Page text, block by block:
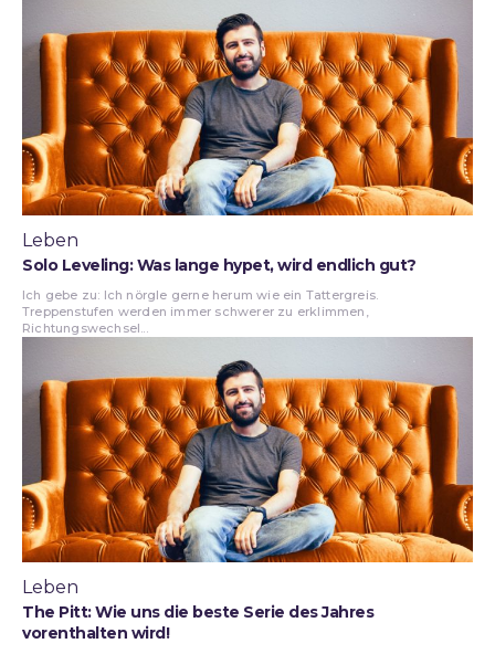
Leben
Solo Leveling: Was lange hypet, wird endlich gut?
Ich gebe zu: Ich nörgle gerne herum wie ein Tattergreis.
Treppenstufen werden immer schwerer zu erklimmen,
Richtungswechsel...
Leben
The Pitt: Wie uns die beste Serie des Jahres
vorenthalten wird!